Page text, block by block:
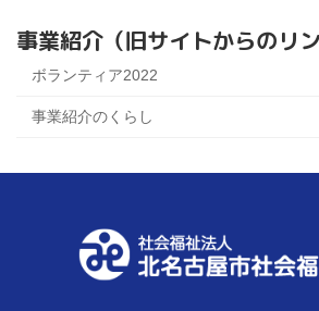
事業紹介（旧サイトからのリン
ボランティア2022
事業紹介のくらし